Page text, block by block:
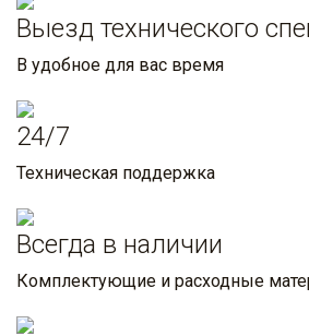
Выезд технического
В удобное для вас время
24/7
Техническая поддержка
Всегда в наличии
Комплектующие и расходные